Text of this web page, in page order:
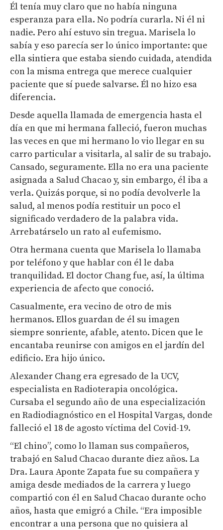
Él tenía muy claro que no había ninguna
esperanza para ella. No podría curarla. Ni él ni
nadie. Pero ahí estuvo sin tregua. Marisela lo
sabía y eso parecía ser lo único importante: que
ella sintiera que estaba siendo cuidada, atendida
con la misma entrega que merece cualquier
paciente que sí puede salvarse. Él no hizo esa
diferencia.
Desde aquella llamada de emergencia hasta el
día en que mi hermana falleció, fueron muchas
las veces en que mi hermano lo vio llegar en su
carro particular a visitarla, al salir de su trabajo.
Cansado, seguramente. Ella no era una paciente
asignada a Salud Chacao y, sin embargo, él iba a
verla. Quizás porque, si no podía devolverle la
salud, al menos podía restituir un poco el
significado verdadero de la palabra vida.
Arrebatárselo un rato al eufemismo.
Otra hermana cuenta que Marisela lo llamaba
por teléfono y que hablar con él le daba
tranquilidad. El doctor Chang fue, así, la última
experiencia de afecto que conoció.
Casualmente, era vecino de otro de mis
hermanos. Ellos guardan de él su imagen
siempre sonriente, afable, atento. Dicen que le
encantaba reunirse con amigos en el jardín del
edificio. Era hijo único.
Alexander Chang era egresado de la UCV,
especialista en Radioterapia oncológica.
Cursaba el segundo año de una especialización
en Radiodiagnóstico en el Hospital Vargas, donde
falleció el 18 de agosto víctima del Covid-19.
“El chino”, como lo llaman sus compañeros,
trabajó en Salud Chacao durante diez años. La
Dra. Laura Aponte Zapata fue su compañera y
amiga desde mediados de la carrera y luego
compartió con él en Salud Chacao durante ocho
años, hasta que emigró a Chile. “Era imposible
encontrar a una persona que no quisiera al